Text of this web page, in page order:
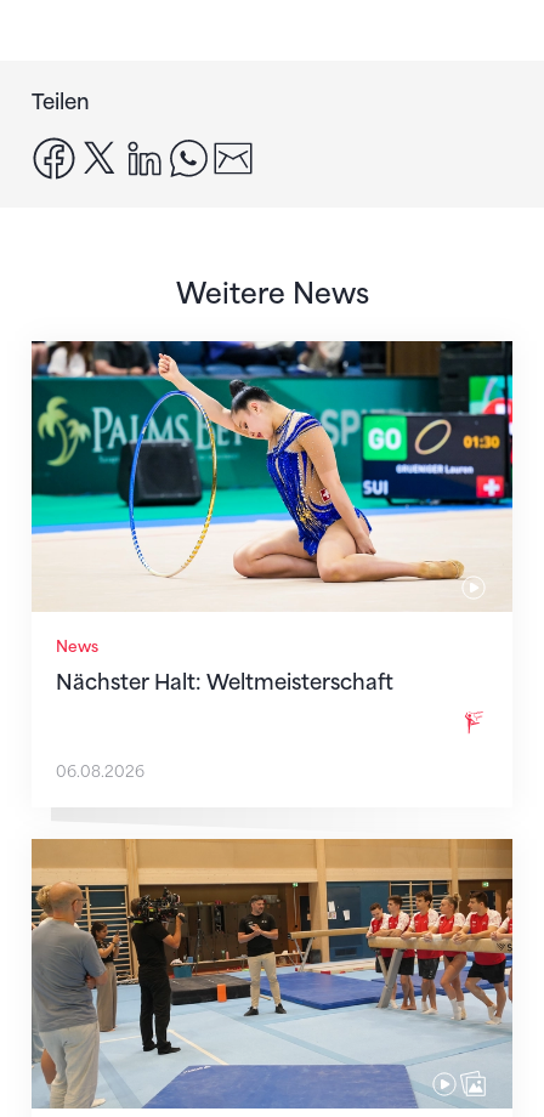
Teilen
facebook
x linkedinwhatsapp
Weitere News
News
Nächster Halt: Weltmeisterschaft
Nächster Halt: Weltmeisterschaft
06.08.2026
Mit klaren Zielen nach Zagreb